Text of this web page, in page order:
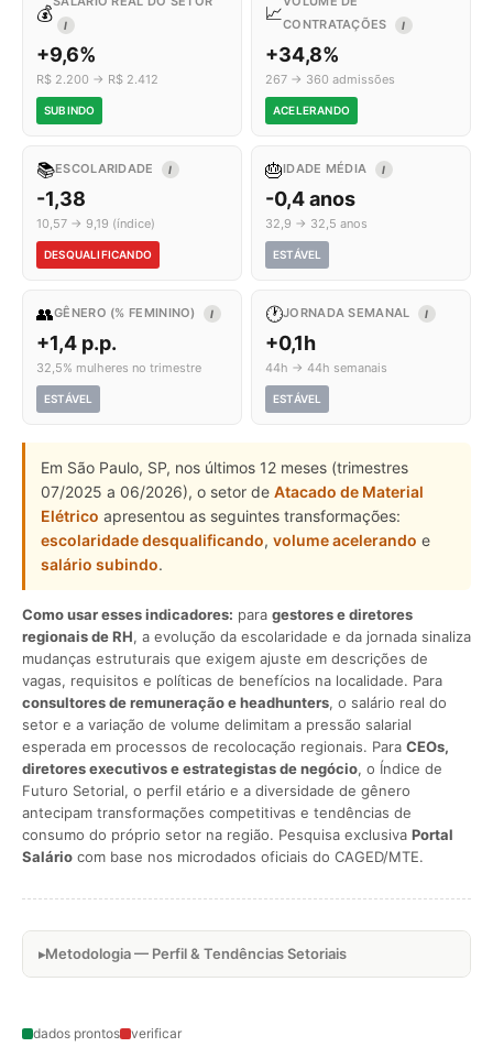
💰
I
+9,6%
R$ 2.200 → R$ 2.412
SUBINDO
📈CONTRATAÇÕES
I
+34,8%
267 → 360 admissões
ACELERANDO
📚ESCOLARIDADE I
-1,38
10,57 → 9,19 (índice)
DESQUALIFICANDO
🎂IDADE MÉDIA I
-0,4 anos
32,9 → 32,5 anos
ESTÁVEL
👥GÊNERO (% FEMININO) I
+1,4 p.p.
32,5% mulheres no trimestre
ESTÁVEL
🕐JORNADA SEMANAL I
+0,1h
44h → 44h semanais
ESTÁVEL
Em São Paulo, SP, nos últimos 12 meses (trimestres
07/2025 a 06/2026), o setor de Atacado de Material
Elétrico apresentou as seguintes transformações:
escolaridade desqualificando, volume acelerando e
salário subindo.
Como usar esses indicadores: para gestores e diretores
regionais de RH, a evolução da escolaridade e da jornada sinaliza
mudanças estruturais que exigem ajuste em descrições de
vagas, requisitos e políticas de benefícios na localidade. Para
consultores de remuneração e headhunters, o salário real do
setor e a variação de volume delimitam a pressão salarial
esperada em processos de recolocação regionais. Para CEOs,
diretores executivos e estrategistas de negócio, o Índice de
Futuro Setorial, o perfil etário e a diversidade de gênero
antecipam transformações competitivas e tendências de
consumo do próprio setor na região. Pesquisa exclusiva Portal
Salário com base nos microdados oficiais do CAGED/MTE.
Metodologia — Perfil & Tendências Setoriais
dados prontos verificar